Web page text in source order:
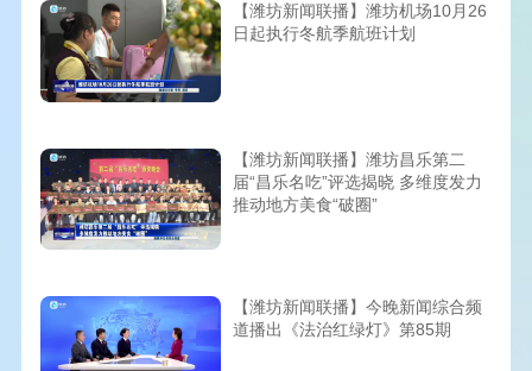
【潍坊新闻联播】潍坊机场10月26
日起执行冬航季航班计划
【潍坊新闻联播】潍坊昌乐第二
届“昌乐名吃”评选揭晓 多维度发力
推动地方美食“破圈”
【潍坊新闻联播】今晚新闻综合频
道播出《法治红绿灯》第85期